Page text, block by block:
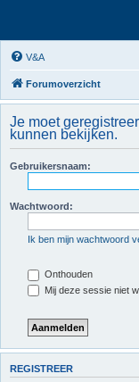
V&A
Forumoverzicht
Je moet
kunnen bekijken.
Gebruikersnaam:
Wachtwoord:
Ik ben mijn wachtwoord
Onthouden
Mij deze sessie niet
REGISTREER